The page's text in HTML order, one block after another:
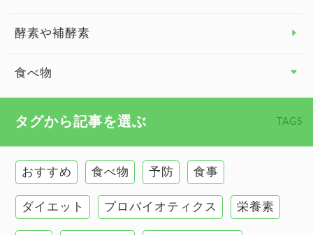
臓器と健康 トップ
慢性疲労
甲状腺
肌
酵素や補酵素
食べ物
タグから記事を選ぶ TAGS
おすすめ 食べ物 予防 食事
ダイエット プロバイオティクス 栄養素